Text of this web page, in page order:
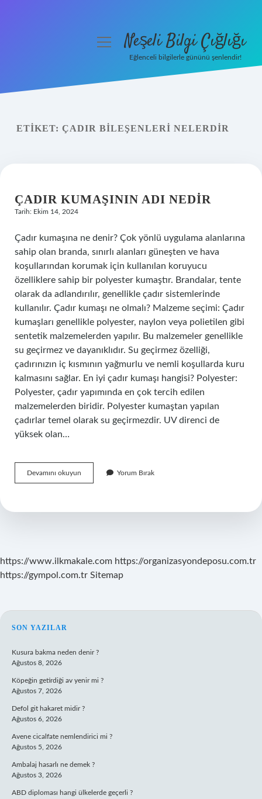
Yasal Uyarı
menüyüNeşeli Bilgi Çığlığı
Eğlenceli bilgilerle gününü şenlendir!
ETIKET: ÇADIR BILEŞENLERI NELERDIR
ÇADIR KUMAŞININ ADI NEDIR
Tarih: Ekim 14, 2024
Çadır kumaşına ne denir? Çok yönlü uygulama alanlarına
sahip olan branda, sınırlı alanları güneşten ve hava
koşullarından korumak için kullanılan koruyucu
özelliklere sahip bir polyester kumaştır. Brandalar, tente
olarak da adlandırılır, genellikle çadır sistemlerinde
kullanılır. Çadır kumaşı ne olmalı? Malzeme seçimi: Çadır
kumaşları genellikle polyester, naylon veya polietilen gibi
sentetik malzemelerden yapılır. Bu malzemeler genellikle
su geçirmez ve dayanıklıdır. Su geçirmez özelliği,
çadırınızın iç kısmının yağmurlu ve nemli koşullarda kuru
kalmasını sağlar. En iyi çadır kumaşı hangisi? Polyester:
Polyester, çadır yapımında en çok tercih edilen
malzemelerden biridir. Polyester kumaştan yapılan
çadırlar temel olarak su geçirmezdir. UV direnci de
yüksek olan…
Devamını okuyun
Kumaşının
Yorum Bırak
https://www.ilkmakale.com https://organizasyondeposu.com.tr
https://gympol.com.tr Sitemap
SIDEBAR
SON YAZILAR
Kusura bakma neden denir ?
Ağustos 8, 2026
Köpeğin getirdiği av yenir mi ?
Ağustos 7, 2026
Defol git hakaret midir ?
Ağustos 6, 2026
Avene cicalfate nemlendirici mi ?
Ağustos 5, 2026
Ambalaj hasarlı ne demek ?
Ağustos 3, 2026
ABD diploması hangi ülkelerde geçerli ?